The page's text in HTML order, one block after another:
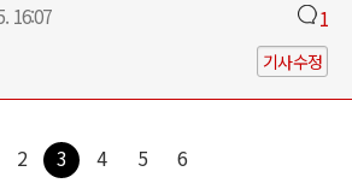
16:07 1
기사수정
2 3 4 5 6